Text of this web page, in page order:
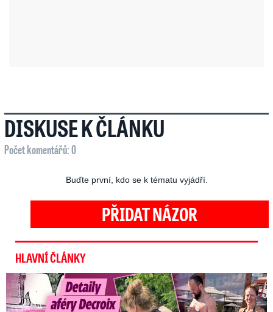
DISKUSE K ČLÁNKU
Počet komentářů: 0
Buďte první, kdo se k tématu vyjádří.
PŘIDAT NÁZOR
HLAVNÍ ČLÁNKY
Detaily aféry Decroix s Havránkem: Kdo je tady královna?